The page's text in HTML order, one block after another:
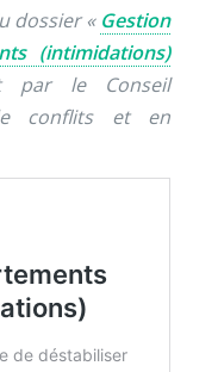
dossier « Gestion
(intimidations)
le Conseil
conflits et en